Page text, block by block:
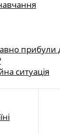
прибули
ситуація